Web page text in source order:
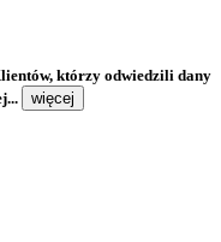
którzy odwiedzili dany
więcej